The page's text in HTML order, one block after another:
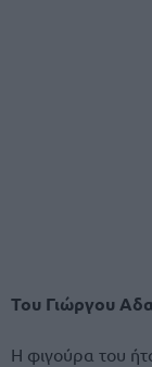
Του Γιώργου
Η φιγούρα του